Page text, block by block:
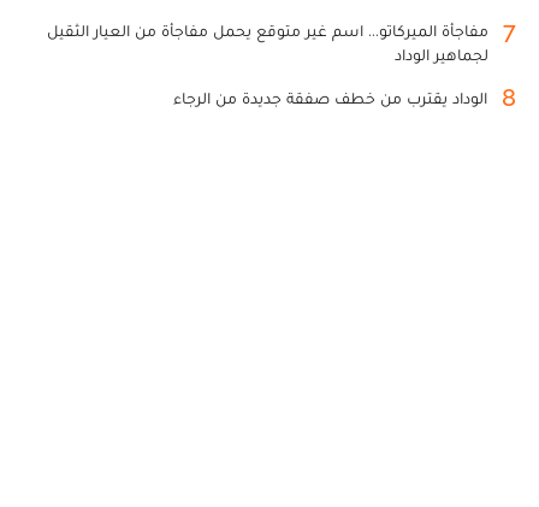
7
مفاجأة الميركاتو... اسم غير متوقع يحمل مفاجأة من العيار الثقيل
لجماهير الوداد
8 الوداد يقترب من خطف صفقة جديدة من الرجاء